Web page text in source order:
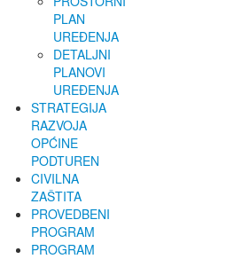
PLAN
UREĐENJA
DETALJNI
PLANOVI
UREĐENJA
STRATEGIJA
RAZVOJA
OPĆINE
PODTUREN
CIVILNA
ZAŠTITA
PROVEDBENI
PROGRAM
PROGRAM